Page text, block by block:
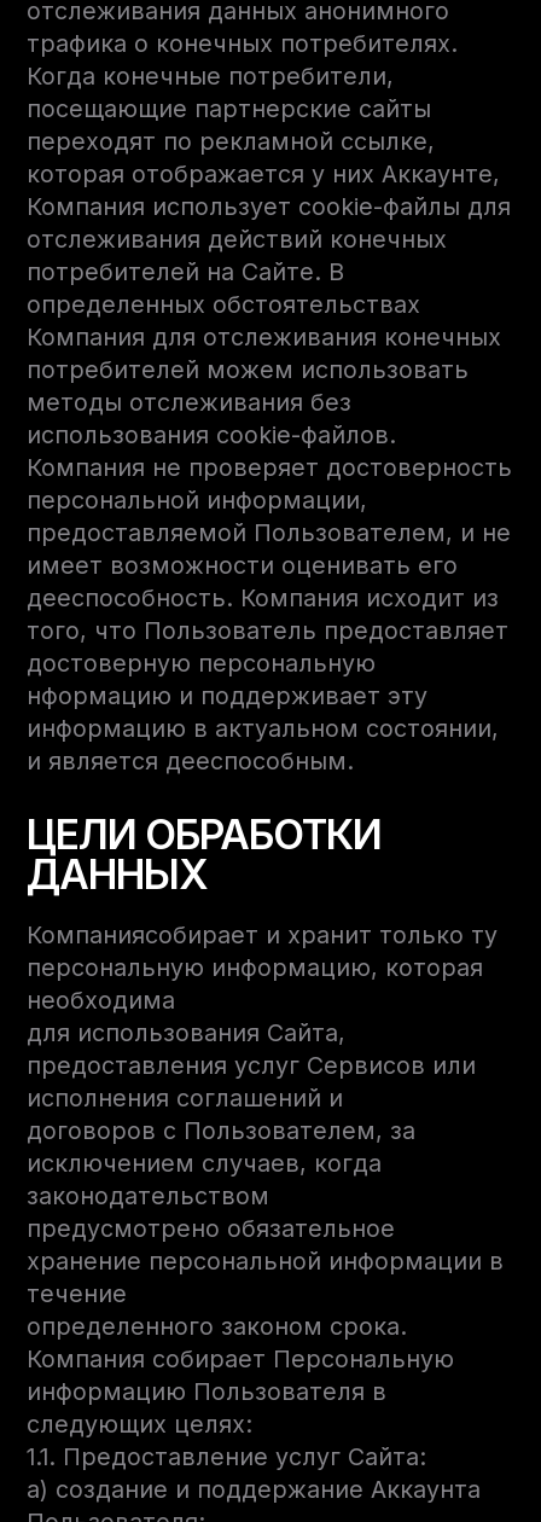
отслеживания данных анонимного
трафика о конечных потребителях.
Когда конечные потребители,
посещающие партнерские сайты
переходят по рекламной ссылке,
которая отображается у них Аккаунте,
Компания использует cookie-файлы для
отслеживания действий конечных
потребителей на Сайте. В
определенных обстоятельствах
Компания для отслеживания конечных
потребителей можем использовать
методы отслеживания без
использования cookie-файлов.
Компания не проверяет достоверность
персональной информации,
предоставляемой Пользователем, и не
имеет возможности оценивать его
дееспособность. Компания исходит из
того, что Пользователь предоставляет
достоверную персональную
нформацию и поддерживает эту
информацию в актуальном состоянии,
и является дееспособным.
ЦЕЛИ ОБРАБОТКИ
ДАННЫХ
Компаниясобирает и хранит только ту
персональную информацию, которая
необходима
для использования Сайта,
предоставления услуг Сервисов или
исполнения соглашений и
договоров с Пользователем, за
исключением случаев, когда
законодательством
предусмотрено обязательное
хранение персональной информации в
течение
определенного законом срока.
Компания собирает Персональную
информацию Пользователя в
следующих целях:
1.1. Предоставление услуг Сайта:
a) создание и поддержание Аккаунта